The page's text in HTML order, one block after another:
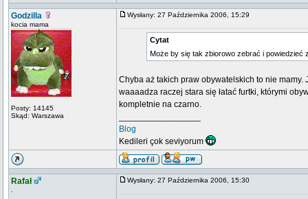
Godzilla
kocia mama
Posty: 14145
Skąd: Warszawa
Wysłany: 27 Października 2006, 15:29
Cytat
Może by się tak zbiorowo zebrać i powiedzieć
Chyba aż takich praw obywatelskich to nie mamy.
waaaadza raczej stara się łatać furtki, którymi
kompletnie na czarno.
Blog
Kedileri çok seviyorum
Rafał Wysłany: 27 Października 2006, 15:30